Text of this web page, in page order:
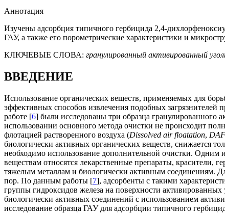
Аннотация
Изучены адсорбция типичного гербицида 2,4-
ГАУ, а также его порометрические характеристики и
КЛЮЧЕВЫЕ СЛОВА: гранулированный активированный
ВВЕДЕНИЕ
Использование органических веществ, применяемых для
эффективных способов извлечения подобных
работе [6] были исследованы три образца гранулированного
использовании основного метода очистки не происходит
флотацией растворенного воздуха (Dissolved air floatation, DAF
биологически активных органических веществ, снижается
необходимо использование дополнительной очистки. Одним
веществам относятся лекарственные препараты, красители,
тяжелым металлам и биологически активным соединениям.
пор. По данным работы [7], адсорбенты с такими
группы гидроксидов железа на поверхности
биологически активных соединений с использованием
исследование образца ГАУ для адсорбции типичного